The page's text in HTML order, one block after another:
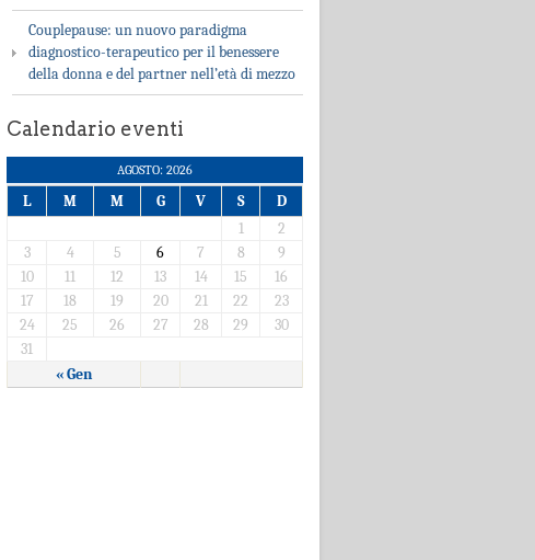
Couplepause: un nuovo paradigma
diagnostico-terapeutico per il benessere
della donna e del partner nell’età di mezzo
Calendario eventi
AGOSTO: 2026
L M M G V S D
« Gen
1
2
3
4 5 6 7 8
9
10
11 12 13 14 15
16
17
18 19 20 21 22
23
24
25 26 27 28 29
30
31